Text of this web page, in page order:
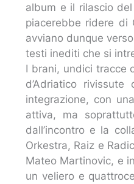
album e il rilascio
piacerebbe ridere di
avviano dunque
testi inediti che si
I brani, undici tracce
d’Adriatico
integrazione, con
attiva, ma
dall’incontro e la
Orkestra, Raiz e
Mateo Martinovic, e
un veliero e